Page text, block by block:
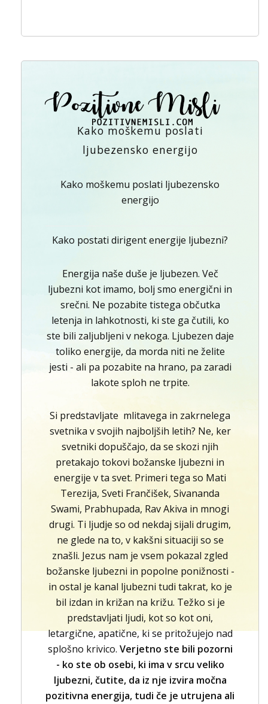
Kako moškemu poslati
ljubezensko energijo
Kako moškemu poslati ljubezensko
energijo
Kako postati dirigent energije ljubezni?
Energija naše duše je ljubezen. Več
ljubezni kot imamo, bolj smo energični in
srečni. Ne pozabite tistega občutka
letenja in lahkotnosti, ki ste ga čutili, ko
ste bili zaljubljeni v nekoga. Ljubezen daje
toliko energije, da morda niti ne želite
jesti - ali pa pozabite na hrano, pa zaradi
lakote sploh ne trpite.
Si predstavljate mlitavega in zakrnelega
svetnika v svojih najboljših letih? Ne, ker
svetniki dopuščajo, da se skozi njih
pretakajo tokovi božanske ljubezni in
energije v ta svet. Primeri tega so Mati
Terezija, Sveti Frančišek, Sivananda
Swami, Prabhupada, Rav Akiva in mnogi
drugi. Ti ljudje so od nekdaj sijali drugim,
ne glede na to, v kakšni situaciji so se
znašli. Jezus nam je vsem pokazal zgled
božanske ljubezni in popolne ponižnosti -
in ostal je kanal ljubezni tudi takrat, ko je
bil izdan in križan na križu. Težko si je
predstavljati ljudi, kot so kot oni,
letargične, apatične, ki se pritožujejo nad
splošno krivico. Verjetno ste bili pozorni
- ko ste ob osebi, ki ima v srcu veliko
ljubezni, čutite, da iz nje izvira močna
pozitivna energija, tudi če je utrujena ali